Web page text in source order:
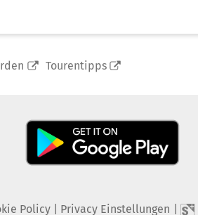
Tourentipps
Policy| Privacy Einstellungen